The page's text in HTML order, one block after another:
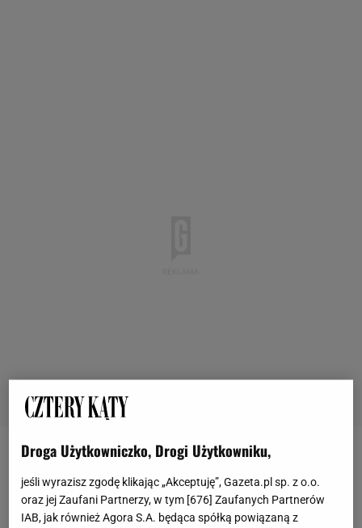
HOME&YOU
Kolekcja Wedding od home&you
DROBIAZG HOME&YOU PREZENT ŚLUBNY UPOMINEK
Droga Użytkowniczko, Drogi Użytkowniku,
jeśli wyrazisz zgodę klikając „Akceptuję”, Gazeta.pl sp. z o.o.
oraz jej Zaufani Partnerzy, w tym [676] Zaufanych Partnerów
IAB, jak również Agora S.A. będąca spółką powiązaną z